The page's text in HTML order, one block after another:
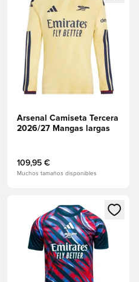
Arsenal Camiseta Tercera
2026/27 Mangas largas
109,95 €
Muchos tamaños disponibles
o registrarse como
Abre un modal para iniciar